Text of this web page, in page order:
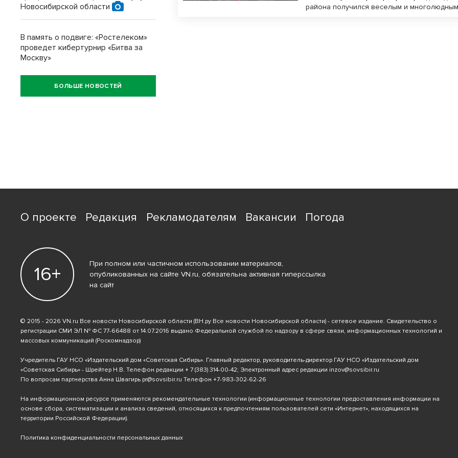
района получился веселым и
Новосибирской области
В память о подвиге: «Ростелеком»
проведет кибертурнир «Битва за
Москву»
БОЛЬШЕ НОВОСТЕЙ
О проекте Редакция Рекламодателям Вакансии Погода
16+
При полном или частичном использовании материалов,
опубликованных на сайте VN.ru, обязательна активная гиперссылка
на сайт
© 2015 - 2026 VN.ru Все новости Новосибирской области (ВН.ру Все новости Новосибирской области) - сетевое издание. Свидетельство о
регистрации СМИ ЭЛ № ФС 77-66488 от 14.07.2016 выдано Федеральной службой по надзору в сфере связи, информационных технологий и
массовых коммуникаций (Роскомнадзор)
Учредитель ГАУ НСО «Издательский дом «Советская Сибирь». Главный редактор, руководитель-директор ГАУ НСО «Издательский дом
«Советская Сибирь» - Шрейтер Н.В. Телефон редакции + 7 (383) 314-00-42; Электронный адрес редакции inzov@sovsibir.ru
По вопросам партнерства Анна Швагирь pr@sovsibir.ru Телефон +7-983-302-62-26
На информационном ресурсе применяются рекомендательные технологии (информационные технологии предоставления информации на
основе сбора, систематизации и анализа сведений, относящихся к предпочтениям пользователей сети «Интернет», находящихся на
территории Российской Федерации).
Политика конфиденциальности персональных данных